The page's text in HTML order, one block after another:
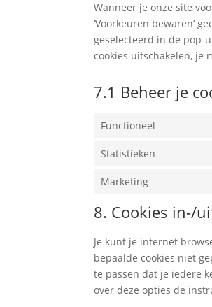
Wanneer je onze site
‘Voorkeuren bewaren’
geselecteerd in de pop-
cookies uitschakelen, je
7.1 Beheer je
Functioneel
Statistieken
Marketing
8. Cookies in-/
Je kunt je internet
bepaalde cookies niet
te passen dat je iedere
over deze opties de